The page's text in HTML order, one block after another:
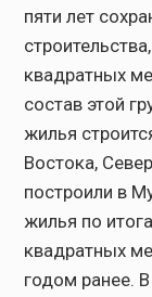
пяти лет
квадратных
состав этой
жилья
Востока,
построили в
жилья по
квадратных
годом ранее.